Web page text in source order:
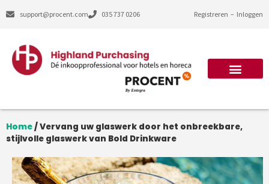
support@procent.com 035 737 0206 Registreren – Inloggen
Home/Vervang uw glaswerk door het onbreekbare,
stijlvolle glaswerk van Bold Drinkware